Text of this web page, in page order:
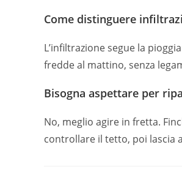
Come distinguere
L’infiltrazione segue la
fredde al mattino, senza
Bisogna aspettare per
No, meglio agire in fretta.
controllare il tetto, poi lascia